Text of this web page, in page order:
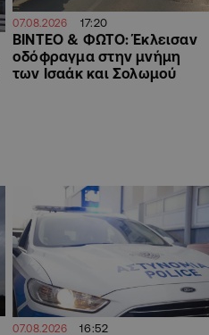
07.08.2026 17:20
ΒΙΝΤΕΟ & ΦΩΤΟ: Έκλεισαν
οδόφραγμα στην μνήμη
των Ισαάκ και Σολωμού
07.08.2026 16:52